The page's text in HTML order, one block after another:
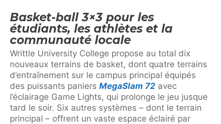
Basket-ball 3×3 pour les
étudiants, les athlètes et la
communauté locale
Writtle University College propose au total dix
nouveaux terrains de basket, dont quatre terrains
d’entraînement sur le campus principal équipés
des puissants paniers MegaSlam 72 avec
l’éclairage Game Lights, qui prolonge le jeu jusque
tard le soir. Six autres systèmes – dont le terrain
principal – offrent un vaste espace éclairé par